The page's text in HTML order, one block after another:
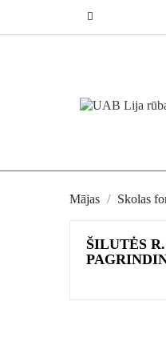
Mājas Skolas
ŠILUTĖS